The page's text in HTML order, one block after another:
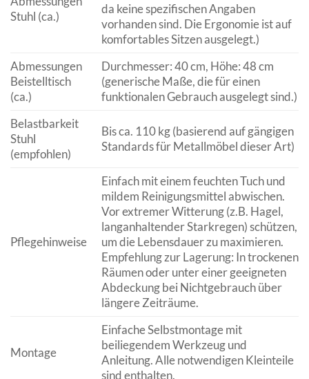
Stuhl (ca.)
da keine spezifischen Angaben
vorhanden sind. Die Ergonomie ist auf
komfortables Sitzen ausgelegt.)
Abmessungen
Beistelltisch
(ca.)
Durchmesser: 40 cm, Höhe: 48 cm
(generische Maße, die für einen
funktionalen Gebrauch ausgelegt sind.)
Belastbarkeit
Stuhl
(empfohlen)
Bis ca. 110 kg (basierend auf gängigen
Standards für Metallmöbel dieser Art)
Pflegehinweise
Einfach mit einem feuchten Tuch und
mildem Reinigungsmittel abwischen.
Vor extremer Witterung (z.B. Hagel,
langanhaltender Starkregen) schützen,
um die Lebensdauer zu maximieren.
Empfehlung zur Lagerung: In trockenen
Räumen oder unter einer geeigneten
Abdeckung bei Nichtgebrauch über
längere Zeiträume.
Montage
Einfache Selbstmontage mit
beiliegendem Werkzeug und
Anleitung. Alle notwendigen Kleinteile
sind enthalten.